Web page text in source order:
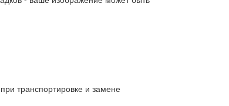
транспортировке и замене